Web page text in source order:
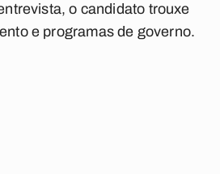
o candidato trouxe
e programas de governo.